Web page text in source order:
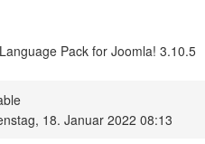
Pack for Joomla! 3.10.5
18. Januar 2022 08:13